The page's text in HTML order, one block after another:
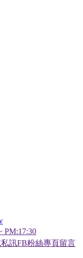
PM:17:30
訊FB粉絲專頁留言